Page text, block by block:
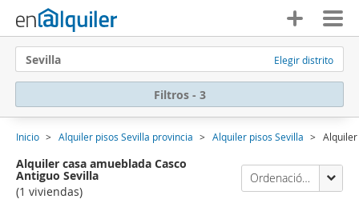
Sevilla Elegir distrito
Filtros - 3
Inicio Alquiler pisos Sevilla provincia Alquiler pisos Sevilla Alquiler
Alquiler casa amueblada Casco
Antiguo Sevilla
(1 viviendas)
Ordenación Enalquiler